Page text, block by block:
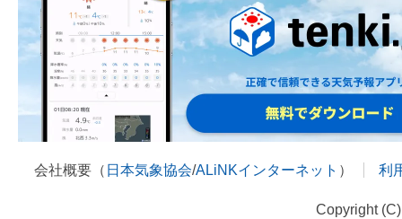
会社概要（ 日本気象協会/ALiNKインターネット ） 利
Copyright